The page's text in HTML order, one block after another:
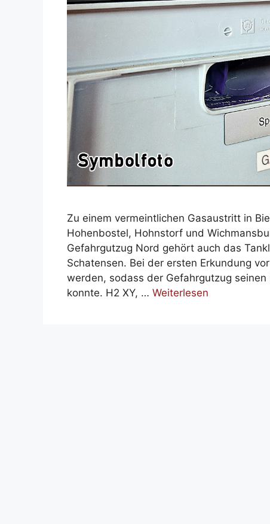
Zu einem vermeintlichen Gasaustritt in
Hohenbostel, Hohnstorf und
Gefahrgutzug Nord gehört auch das
Schatensen. Bei der ersten Erkundung
werden, sodass der Gefahrgutzug
konnte. H2 XY, … Weiterlesen